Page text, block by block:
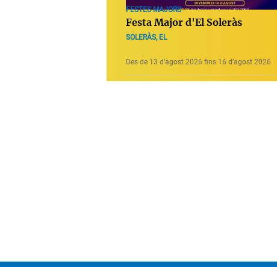
FESTES MAJORS
Festa Major d'El Soleràs
SOLERÀS, EL
Des de 13 d’agost 2026 fins 16 d’agost 2026